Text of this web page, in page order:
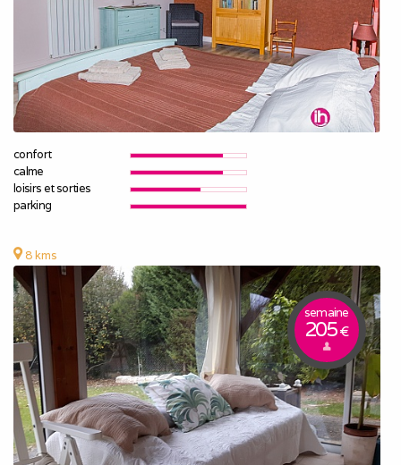
confort
calme
loisirs et sorties
parking
8 kms
semaine
205€